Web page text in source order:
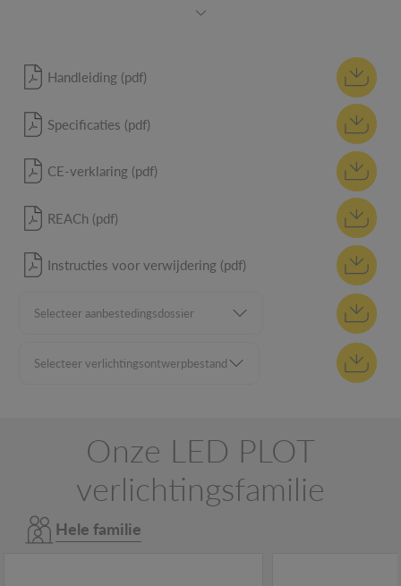
Handleiding (pdf)
Specificaties (pdf)
CE-verklaring (pdf)
REACh (pdf)
Instructies voor verwijdering (pdf)
Onze LED PLOT
verlichtingsfamilie
Hele familie